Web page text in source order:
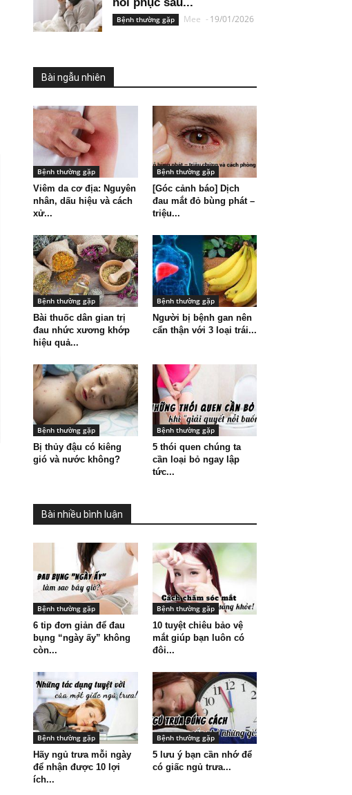
Bệnh thường gặp Mee - 19/01/2026
Bài ngẫu nhiên
Bệnh thường gặp
Viêm da cơ địa: Nguyên
nhân, dấu hiệu và cách
xử...
Bệnh thường gặp
[Góc cảnh báo] Dịch
đau mắt đỏ bùng phát –
triệu...
Bệnh thường gặp
Bài thuốc dân gian trị
đau nhức xương khớp
hiệu quả...
Bệnh thường gặp
Người bị bệnh gan nên
cẩn thận với 3 loại trái...
Bệnh thường gặp
Bị thủy đậu có kiêng
gió và nước không?
Bệnh thường gặp
5 thói quen chúng ta
cần loại bỏ ngay lập
tức...
Bài nhiều bình luận
Bệnh thường gặp
6 tip đơn giản để đau
bụng “ngày ấy” không
còn...
Bệnh thường gặp
10 tuyệt chiêu bảo vệ
mắt giúp bạn luôn có
đôi...
Bệnh thường gặp
Hãy ngủ trưa mỗi ngày
để nhận được 10 lợi
ích...
Bệnh thường gặp
5 lưu ý bạn cần nhớ để
có giấc ngủ trưa...